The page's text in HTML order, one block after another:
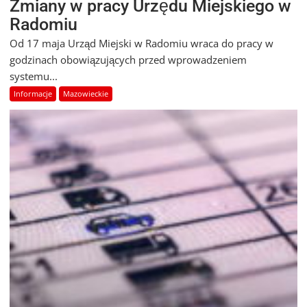
Zmiany w pracy Urzędu Miejskiego w
Radomiu
Od 17 maja Urząd Miejski w Radomiu wraca do pracy w
godzinach obowiązujących przed wprowadzeniem
systemu...
Informacje Mazowieckie